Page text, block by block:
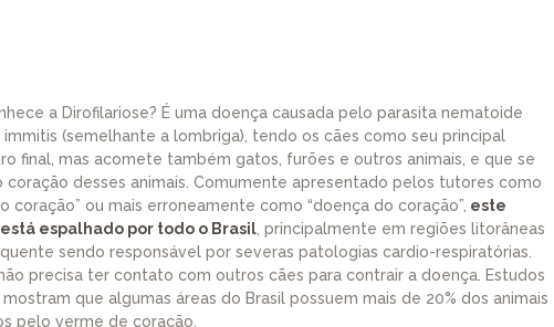
a Dirofilariose? É uma doença causada pelo parasita nematoide
immitis (semelhante a lombriga), tendo os cães como seu principal
final, mas acomete também gatos, furões e outros animais, e que se
coração desses animais. Comumente apresentado pelos tutores como
coração” ou mais erroneamente como “doença do coração”, este
espalhado por todo o Brasil , principalmente em regiões litorâneas
sendo responsável por severas patologias cardio-respiratórias.
precisa ter contato com outros cães para contrair a doença. Estudos
que algumas áreas do Brasil possuem mais de 20% dos animais
pelo verme de coração.